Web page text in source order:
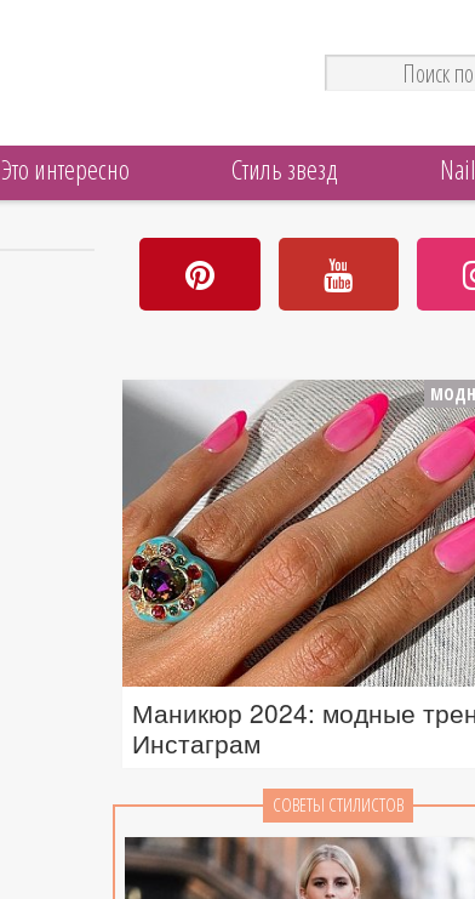
Это интересно Стиль звезд
Маникюр 2024: модные
Инстаграм
СОВЕТЫ СТИЛИСТОВ